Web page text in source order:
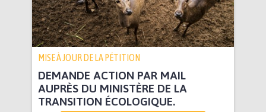
MISE À JOUR DE LA PÉTITION
DEMANDE ACTION PAR MAIL
AUPRÈS DU MINISTÈRE DE LA
TRANSITION ÉCOLOGIQUE.